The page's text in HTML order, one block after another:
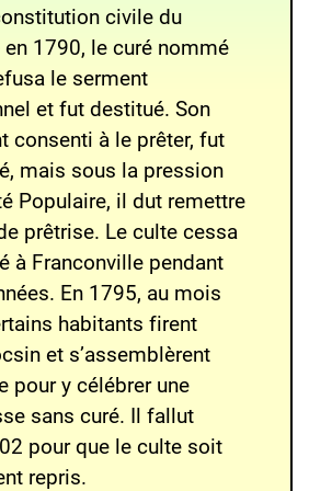
civile du
1790, le curé nommé
le serment
et fut destitué. Son
consenti à le prêter, fut
mais sous la pression
Populaire, il dut remettre
prêtrise. Le culte cessa
à Franconville pendant
En 1795, au mois
habitants firent
et s’assemblèrent
pour y célébrer une
sans curé. Il fallut
pour que le culte soit
repris.